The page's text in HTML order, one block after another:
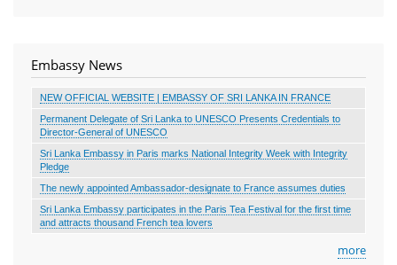
Embassy News
NEW OFFICIAL WEBSITE | EMBASSY OF SRI LANKA IN FRANCE
Permanent Delegate of Sri Lanka to UNESCO Presents Credentials to
Director-General of UNESCO
Sri Lanka Embassy in Paris marks National Integrity Week with Integrity
Pledge
The newly appointed Ambassador-designate to France assumes duties
Sri Lanka Embassy participates in the Paris Tea Festival for the first time
and attracts thousand French tea lovers
more